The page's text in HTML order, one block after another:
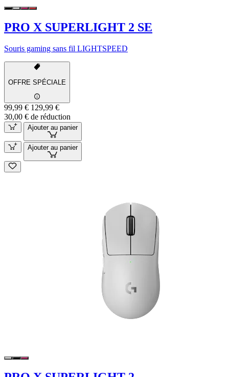
PRO X SUPERLIGHT 2 SE
Souris gaming sans fil LIGHTSPEED
OFFRE SPÉCIALE
99,99 € 129,99 €
30,00 € de réduction
Ajouter au panier
Ajouter au panier